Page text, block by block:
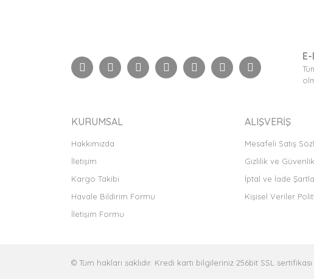
Ürün açıklamasında eksik bilgiler bulunuyor.
Bu ürüne benzer farklı alternatifler olmalı.
KURUMSAL
Hakkımızda
İletişim
Kargo Takibi
Havale Bildirim Formu
İletişim Formu
ALIŞVERİŞ
Mesafeli Satış
Gizlilik ve Güvenlik
İptal ve İade
Kişisel Veriler
© Tüm hakları saklıdır. Kredi kartı bilgileriniz 256bit SSL